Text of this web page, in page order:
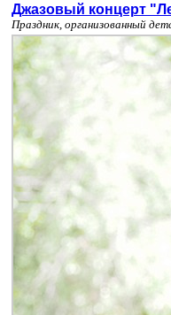
Джазовый концерт
Праздник, организованный